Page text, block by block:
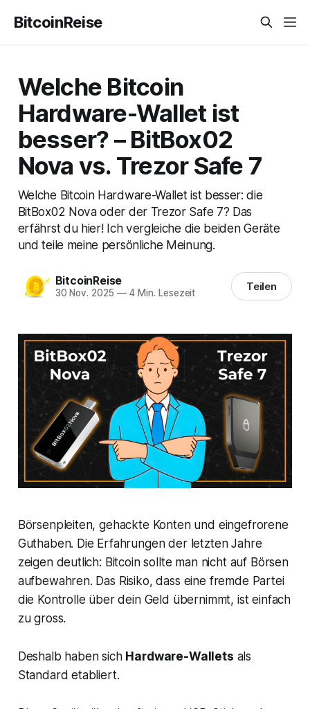
BitcoinReise
Welche Bitcoin
Hardware-Wallet ist
besser? – BitBox02
Nova vs. Trezor Safe 7
Welche Bitcoin Hardware-Wallet ist besser: die
BitBox02 Nova oder der Trezor Safe 7? Das
erfährst du hier! Ich vergleiche die beiden Geräte
und teile meine persönliche Meinung.
BitcoinReise
30 Nov. 2025 —4 Min. Lesezeit Teilen
Börsenpleiten, gehackte Konten und eingefrorene
Guthaben. Die Erfahrungen der letzten Jahre
zeigen deutlich: Bitcoin sollte man nicht auf Börsen
aufbewahren. Das Risiko, dass eine fremde Partei
die Kontrolle über dein Geld übernimmt, ist einfach
zu gross.
Deshalb haben sich Hardware-Wallets als
Standard etabliert.